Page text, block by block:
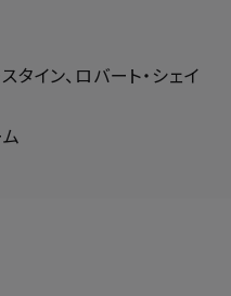
イン、ロバート・シェイ